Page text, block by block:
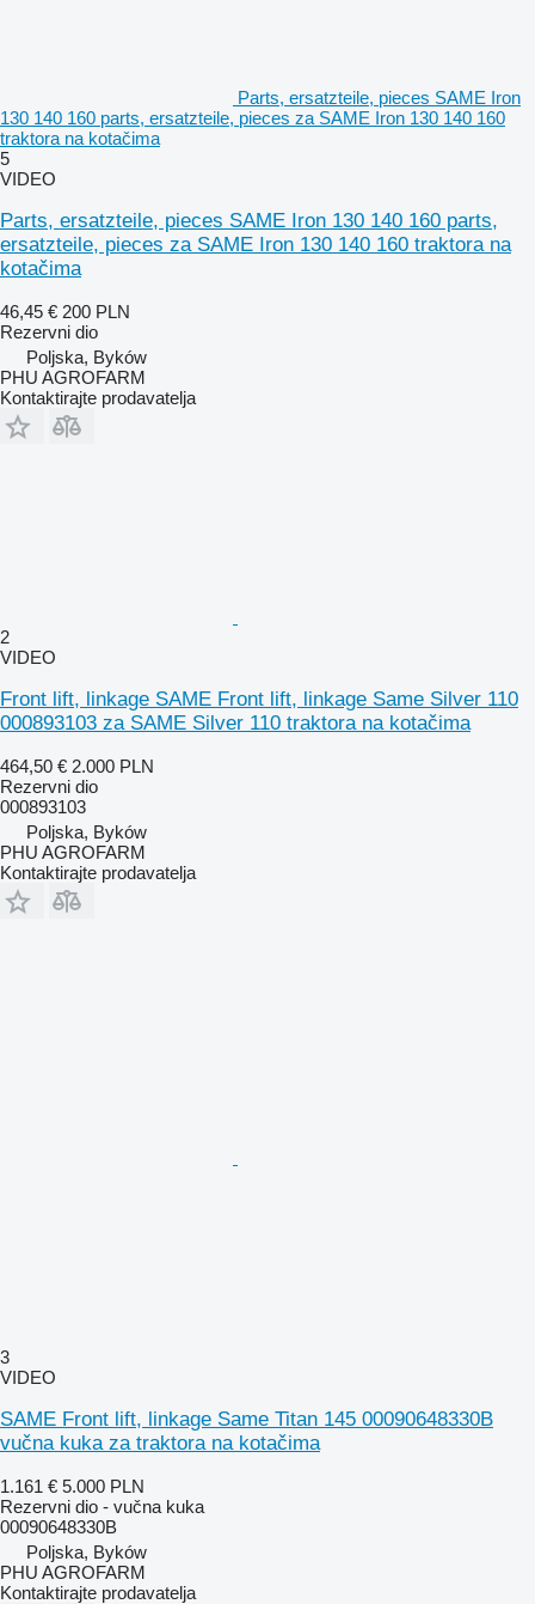
Parts, ersatzteile, pieces SAME Iron
130 140 160 parts, ersatzteile, pieces za SAME Iron 130 140 160
traktora na kotačima
5
VIDEO
Parts, ersatzteile, pieces SAME Iron 130 140 160 parts,
ersatzteile, pieces za SAME Iron 130 140 160 traktora na
kotačima
46,45 € 200 PLN
Rezervni dio
Poljska, Byków
PHU AGROFARM
Kontaktirajte prodavatelja
2
VIDEO
Front lift, linkage SAME Front lift, linkage Same Silver 110
000893103 za SAME Silver 110 traktora na kotačima
464,50 € 2.000 PLN
Rezervni dio
000893103
Poljska, Byków
PHU AGROFARM
Kontaktirajte prodavatelja
3
VIDEO
SAME Front lift, linkage Same Titan 145 00090648330B
vučna kuka za traktora na kotačima
1.161 € 5.000 PLN
Rezervni dio - vučna kuka
00090648330B
Poljska, Byków
PHU AGROFARM
Kontaktirajte prodavatelja